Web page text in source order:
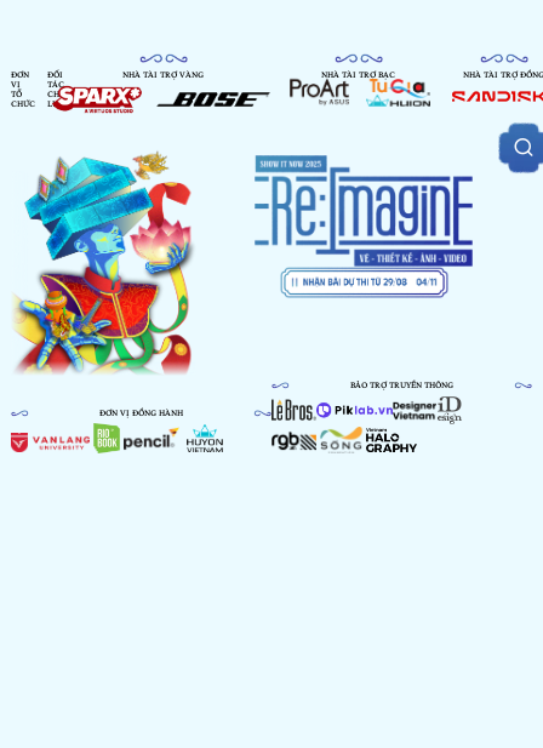
ĐƠN
VỊ
TỔ
CHỨC
ĐỐI
TÁC
CHIẾN
LƯỢC
NHÀ TÀI TRỢ VÀNG NHÀ TÀI TRỢ BẠC NHÀ TÀI TRỢ ĐỒNG
ĐƠN VỊ ĐỒNG HÀNH
BẢO TRỢ TRUYỀN THÔNG